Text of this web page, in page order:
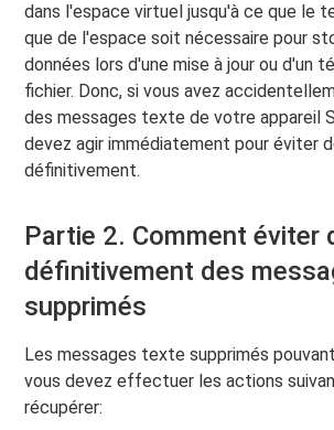
dans l'espace virtuel jusqu'à ce que le
que de l'espace soit nécessaire pour
données lors d'une mise à jour ou d'un
fichier. Donc, si vous avez
des messages texte de votre appareil
devez agir immédiatement pour éviter
définitivement.
Partie 2. Comment éviter
définitivement des
supprimés
Les messages texte supprimés
vous devez effectuer les actions
récupérer: